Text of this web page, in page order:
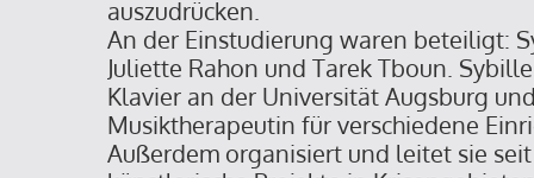
auszudrücken.
An der Einstudierung waren beteiligt:
Juliette Rahon und Tarek Tboun.
Klavier an der Universität Augsburg
Musiktherapeutin für verschiedene
Außerdem organisiert und leitet sie